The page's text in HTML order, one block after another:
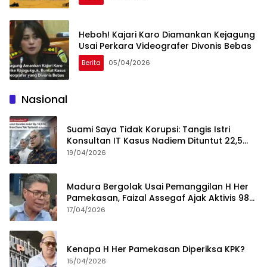
Heboh! Kajari Karo Diamankan Kejagung
Usai Perkara Videografer Divonis Bebas
Berita 05/04/2026
Nasional
Suami Saya Tidak Korupsi: Tangis Istri
Konsultan IT Kasus Nadiem Dituntut 22,5
Tahun
19/04/2026
Madura Bergolak Usai Pemanggilan H Her
Pamekasan, Faizal Assegaf Ajak Aktivis 98
Bongkar Permainan KPK
17/04/2026
Kenapa H Her Pamekasan Diperiksa KPK?
15/04/2026